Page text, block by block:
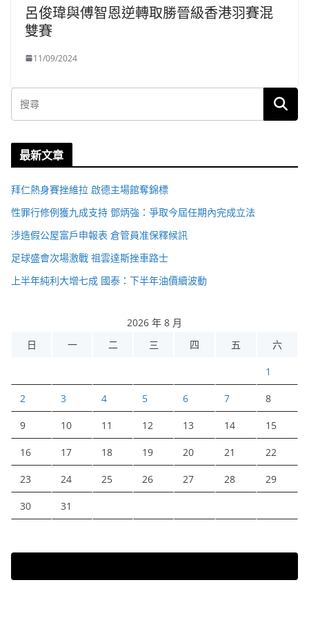
呂俊瑋與傅智恩逆轉取勝晉級香港羽賽混
雙賽
11/09/2024
最新文章
拜仁熱身賽挫維拉 啟德主場館奪錦標
性罪行修例獲九成支持 鄧炳強：爭取今屆任期內完成立法
涉造假公屋富戶申報表 倉管員准保釋候訊
足球盛會次場激戰 祖雲達斯挫車路士
上半年純利大增七成 國泰：下半年油價續波動
2026 年 8 月
日
一 二 三 四 五 六
1
2 3 4 5 6 7 8
9 10 11 12 13 14 15
16 17 18 19 20 21 22
23 24 25 26 27 28 29
30 31